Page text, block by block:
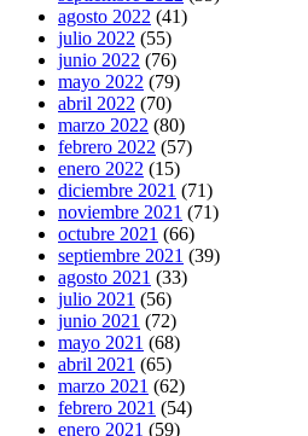
agosto 2022 (41)
julio 2022 (55)
junio 2022 (76)
mayo 2022 (79)
abril 2022 (70)
marzo 2022 (80)
febrero 2022 (57)
enero 2022 (15)
diciembre 2021 (71)
noviembre 2021 (71)
octubre 2021 (66)
septiembre 2021 (39)
agosto 2021 (33)
julio 2021 (56)
junio 2021 (72)
mayo 2021 (68)
abril 2021 (65)
marzo 2021 (62)
febrero 2021 (54)
enero 2021 (59)